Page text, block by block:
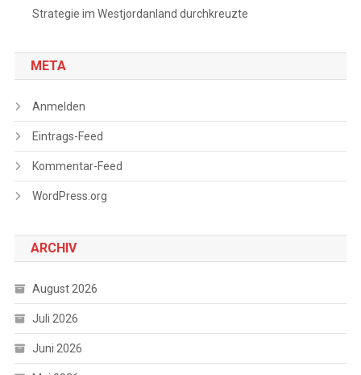
Strategie im Westjordanland durchkreuzte
META
Anmelden
Eintrags-Feed
Kommentar-Feed
WordPress.org
ARCHIV
August 2026
Juli 2026
Juni 2026